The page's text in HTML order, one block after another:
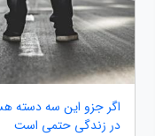
اگر جزو این سه دسته
در زندگی حتمی است